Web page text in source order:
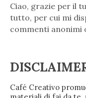
Ciao, grazie per il
tutto, per cui mi
commenti anonimi
Café Creativo